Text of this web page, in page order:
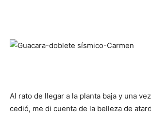
Al rato de llegar a la planta baja y una
cedió, me di cuenta de la belleza de